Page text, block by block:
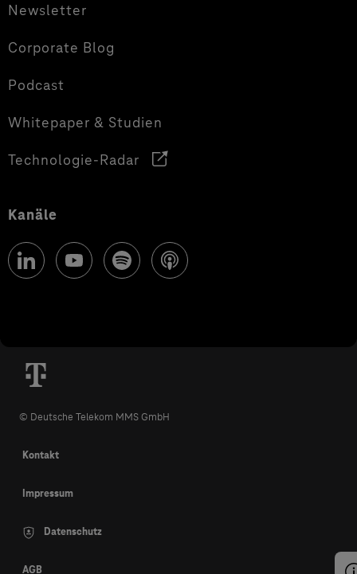
Newsletter
Corporate Blog
Podcast
Whitepaper & Studien
Technologie-Radar
Kanäle
© Deutsche Telekom MMS GmbH
Kontakt
Impressum
Datenschutz
AGB